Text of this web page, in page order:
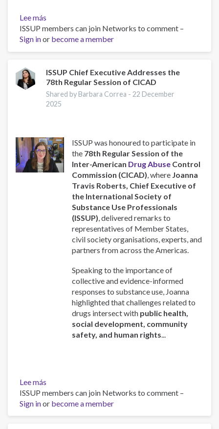
Lee más
Training
Team
collaboration
ISSUP members can join Networks to comment –
Sign inor become a member
ISSUP Chief Executive Addresses the
78th Regular Session of CICAD
Shared by Barbara Correa -22 December
2025
ISSUP was honoured to participate in
the 78th Regular Session of the
Inter-American Drug Abuse Control
Commission (CICAD) , where Joanna
Travis Roberts, Chief Executive of
the International Society of
Substance Use Professionals
(ISSUP) , delivered remarks to
representatives of Member States,
civil society organisations, experts, and
partners from across the Americas.
Speaking to the importance of
collective and evidence-informed
responses to substance use, Joanna
highlighted that challenges related to
drugs intersect with public health,
social development, community
safety, and human rights
Lee más
ISSUP
Chief
Executive
ISSUP members can join Networks to comment –
Sign inor become a member